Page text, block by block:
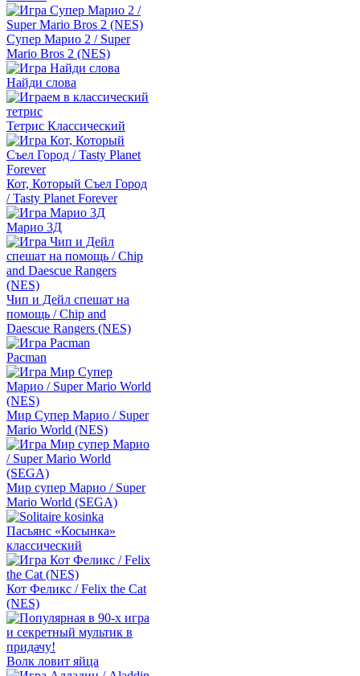
Супер Марио 2 / Super
Mario Bros 2 (NES)
Найди слова
Тетрис Классический
Кот, Который Съел Город
/ Tasty Planet Forever
Марио 3Д
Чип и Дейл спешат на
помощь / Chip and
Daescue Rangers (NES)
Pacman
Мир Супер Марио / Super
Mario World (NES)
Мир супер Марио / Super
Mario World (SEGA)
Пасьянс «Косынка»
классический
Кот Феликс / Felix the Cat
(NES)
Волк ловит яйца